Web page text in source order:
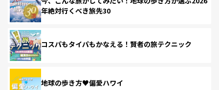
年絶対行くべき旅先30
コスパもタイパもかなえる！賢者の旅テクニック
地球の歩き方♥偏愛ハワイ